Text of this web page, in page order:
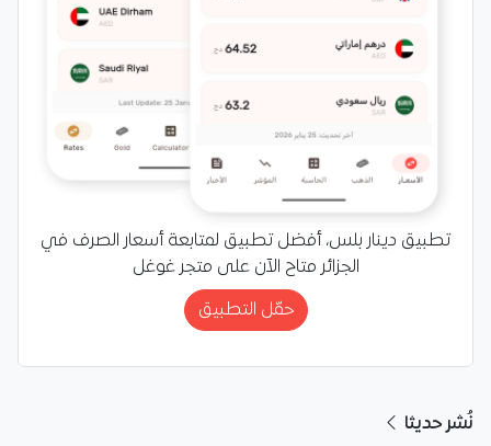
تطبيق دينار بلس، أفضل تطبيق لمتابعة أسعار الصرف في
الجزائر متاح الآن على متجر غوغل
حمّل التطبيق
نُشر حديثا